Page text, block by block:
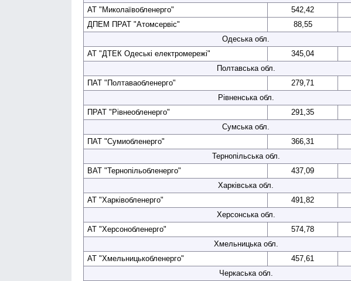
АТ "Миколаїв­обленерго"
542,42
ДПЕМ ПРАТ "Атомсервіс"
88,55
Одеська обл.
АТ "ДТЕК Одеські електро­мережі"
345,04
Полтавська обл.
ПАТ "Полтава­обленерго"
279,71
Рівненська обл.
ПРАТ "Рівне­обленерго"
291,35
Сумська обл.
ПАТ "Суми­обленерго"
366,31
Тернопільська обл.
ВАТ "Тернопіль­обленерго"
437,09
Харківська обл.
АТ "Харків­обленерго"
491,82
Херсонська обл.
АТ "Херсон­обленерго"
574,78
Хмельницька обл.
АТ "Хмельницьк­обленерго"
457,61
Черкаська обл.